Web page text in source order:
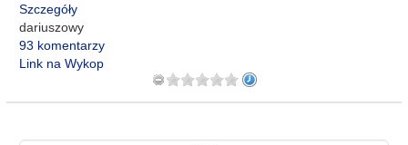
Szczegóły
dariuszowy
93 komentarzy
Link na Wykop